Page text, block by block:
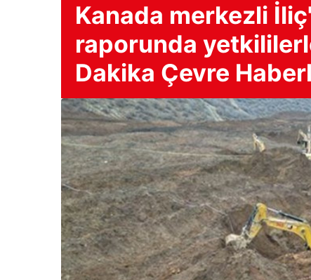
Kanada merkezli
raporunda
Dakika Çevre